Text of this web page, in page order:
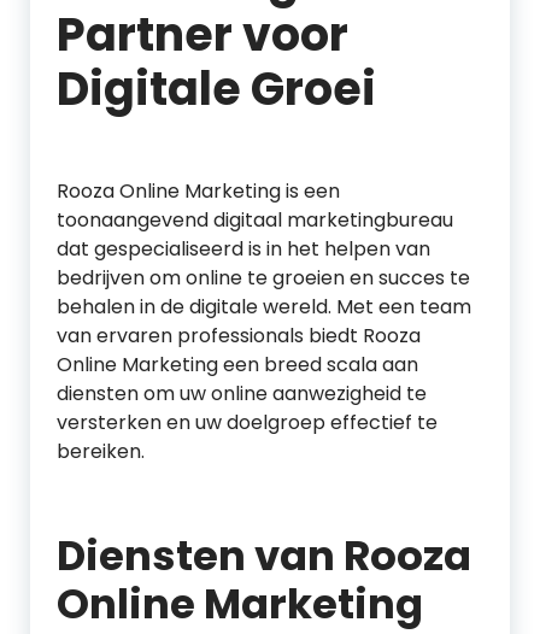
Partner voor
Digitale Groei
Rooza Online Marketing is een
toonaangevend digitaal marketingbureau
dat gespecialiseerd is in het helpen van
bedrijven om online te groeien en succes te
behalen in de digitale wereld. Met een team
van ervaren professionals biedt Rooza
Online Marketing een breed scala aan
diensten om uw online aanwezigheid te
versterken en uw doelgroep effectief te
bereiken.
Diensten van Rooza
Online Marketing